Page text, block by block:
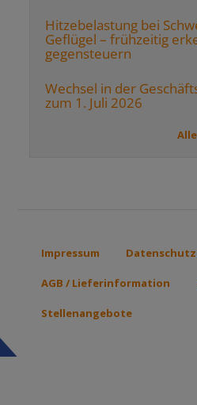
Hitzebelastung bei
Geflügel – frühzeitig
gegensteuern
Wechsel in der
zum 1. Juli 2026
Footer
menu
Impressum
AGB / Lieferinformation
Stellenangebote